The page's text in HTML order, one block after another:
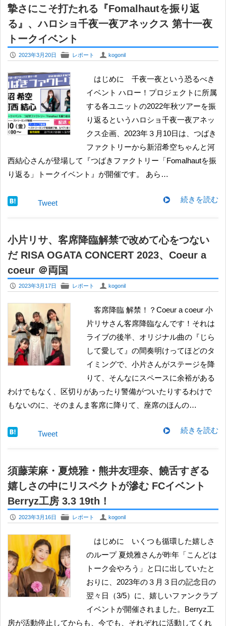
摯さにこそ打たれる『Fomalhautを振り返
る』、ハロショ千夜一夜アネックス 第十一夜
トークイベント
P 2023年3月20日 F レポート U kogonil
はじめに 千夜一夜という恐るべき
イベント ハロー！プロジェクトに所属
する各ユニットの2022年秋ツアーを振
り返るというハロショ千夜一夜アネッ
クス企画、2023年３月10日は、つばき
ファクトリーから新沼希空ちゃんと河
西結心さんが登場して『つばきファクトリー「Fomalhautを振
り返る」トークイベント』が開催です。 あら…
続きを読む
Tweet
小片リサ、客席降臨解禁で改めて心をつない
だ RISA OGATA CONCERT 2023、Coeur a
coeur ＠両国
P 2023年3月17日 F レポート U kogonil
客席降臨 解禁！？Coeur a coeur 小
片リサさん客席降臨なんです！それは
ライブの後半、オリジナル曲の『じら
して愛して』の間奏明けってほどのタ
イミングで、小片さんがステージを降
りて、そんなにスペースに余裕がある
わけでもなく、区切りがあったり警備がついたりするわけで
もないのに、そのまんま客席に降りて、座席のほんの…
続きを読む
Tweet
須藤茉麻・夏焼雅・熊井友理奈、饒舌すぎる
嬉しさの中にリスペクトが滲む FCイベント
Berryz工房 3.3 19th！
P 2023年3月16日 F レポート U kogonil
はじめに いくつも循環した嬉しさ
のループ 夏焼雅さんが昨年「こんどは
トーク会やろう」と口に出していたと
おりに、2023年の３月３日の記念日の
翌々日（3/5）に、嬉しいファンクラブ
イベントが開催されました。Berryz工
房が活動停止してからも、今でも、それぞれに活動してくれ